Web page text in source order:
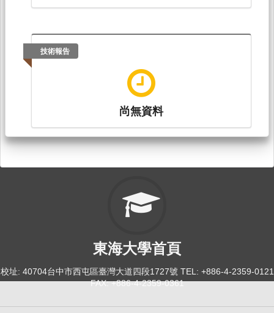
技術報告
尚無資料
東海大學首頁
校址: 40704台中市西屯區臺灣大道四段1727號 TEL: +886-4-2359-0121
FAX: +886-4-2359-0361